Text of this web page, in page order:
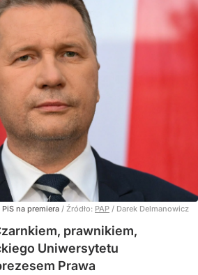
na premiera / Źródło: PAP / Darek Delmanowicz
prawnikiem,
Uniwersytetu
Prawa